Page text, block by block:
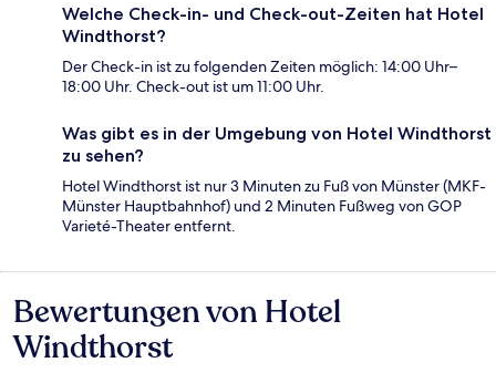
Welche Check-in- und Check-out-Zeiten hat Hotel
Windthorst?
Der Check-in ist zu folgenden Zeiten möglich: 14:00 Uhr–
18:00 Uhr. Check-out ist um 11:00 Uhr.
Was gibt es in der Umgebung von Hotel Windthorst
zu sehen?
Hotel Windthorst ist nur 3 Minuten zu Fuß von Münster (MKF-
Münster Hauptbahnhof) und 2 Minuten Fußweg von GOP
Varieté-Theater entfernt.
Bewertungen
Bewertungen von Hotel
Windthorst